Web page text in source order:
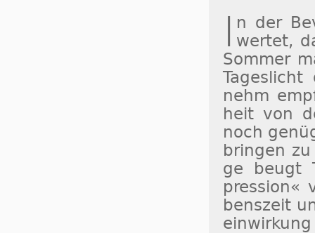
I n der
wertet,
Som­mer
nehm
heit von
noch
brin­gen
ge beugt
bens­zeit